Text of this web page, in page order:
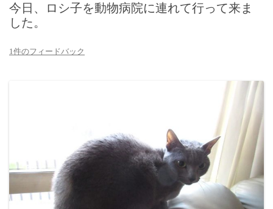
今日、ロシ子を動物病院に連れて行って来ま
した。
1件のフィードバック